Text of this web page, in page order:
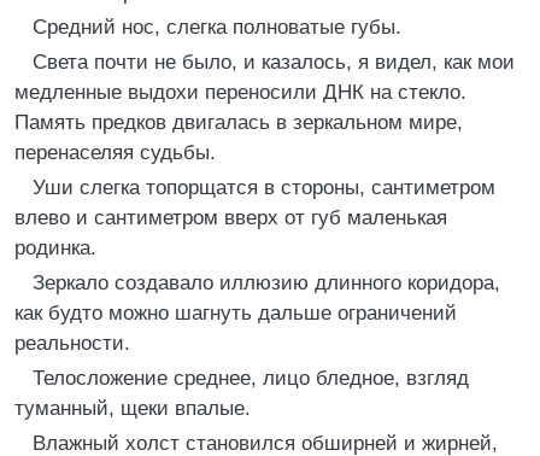
Средний нос, слегка полноватые губы.
Света почти не было, и казалось, я видел, как мои
медленные выдохи переносили ДНК на стекло.
Память предков двигалась в зеркальном мире,
перенаселяя судьбы.
Уши слегка топорщатся в стороны, сантиметром
влево и сантиметром вверх от губ маленькая
родинка.
Зеркало создавало иллюзию длинного коридора,
как будто можно шагнуть дальше ограничений
реальности.
Телосложение среднее, лицо бледное, взгляд
туманный, щеки впалые.
Влажный холст становился обширней и жирней,